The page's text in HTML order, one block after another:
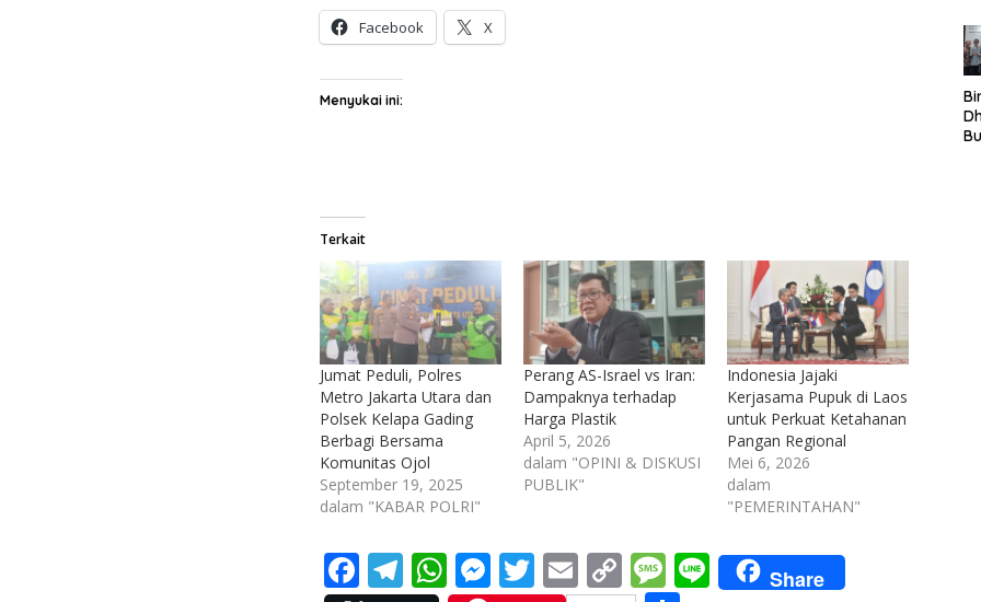
Facebook X
Menyukai ini:
Terkait
Jumat Peduli, Polres
Metro Jakarta Utara dan
Polsek Kelapa Gading
Berbagi Bersama
Komunitas Ojol
September 19, 2025
dalam "KABAR POLRI"
Perang AS-Israel vs Iran:
Dampaknya terhadap
Harga Plastik
April 5, 2026
dalam "OPINI & DISKUSI
PUBLIK"
Indonesia Jajaki
Kerjasama Pupuk di Laos
untuk Perkuat Ketahanan
Pangan Regional
Mei 6, 2026
dalam
"PEMERINTAHAN"
F T W M T E C M Li
Share